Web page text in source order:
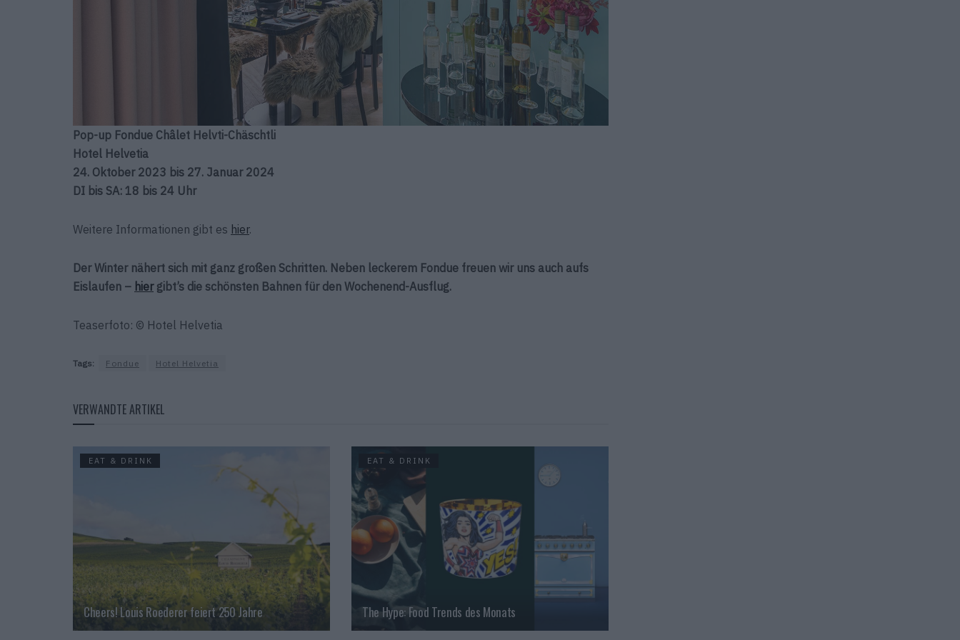
Pop-up Fondue Châlet Helvti-Chäschtli
Hotel Helvetia
24. Oktober 2023 bis 27. Januar 2024
DI bis SA: 18 bis 24 Uhr
Weitere Informationen gibt es hier.
Der Winter nähert sich mit ganz großen Schritten. Neben leckerem Fondue freuen wir uns auch aufs
Eislaufen – hiergibt’s die schönsten Bahnen für den Wochenend-Ausflug.
Teaserfoto: © Hotel Helvetia
Tags: Fondue Hotel Helvetia
VERWANDTE ARTIKEL
EAT & DRINK
Cheers! Louis Roederer feiert 250 Jahre
EAT & DRINK
The Hype: Food Trends des Monats